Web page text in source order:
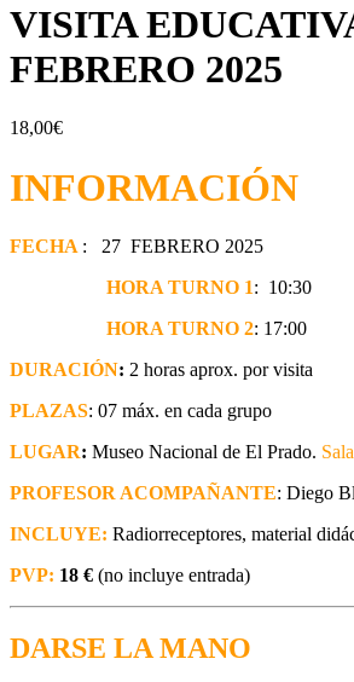
VISITA
FEBRERO 2025
18,00€
INFORMACIÓN
FECHA : 27 FEBRERO 2025
HORA TURNO 1: 10:30
HORA TURNO 2: 17:00
DURACIÓN: 2 horas aprox. por visita
PLAZAS: 07 máx. en cada grupo
LUGAR: Museo Nacional de El Prado.
PROFESOR ACOMPAÑANTE: Diego
INCLUYE: Radiorreceptores, material
PVP: 18 € (no incluye entrada)
DARSE LA MANO